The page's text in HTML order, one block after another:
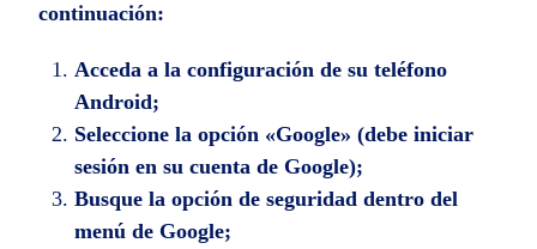
continuación:
Acceda a la configuración de su teléfono
Android;
Seleccione la opción «Google» (debe iniciar
sesión en su cuenta de Google);
Busque la opción de seguridad dentro del
menú de Google;